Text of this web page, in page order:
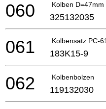
Kolben D=47mm
060 325132035
Kolbensatz PC-
061 183K15-9
Kolbenbolzen
062 119132030